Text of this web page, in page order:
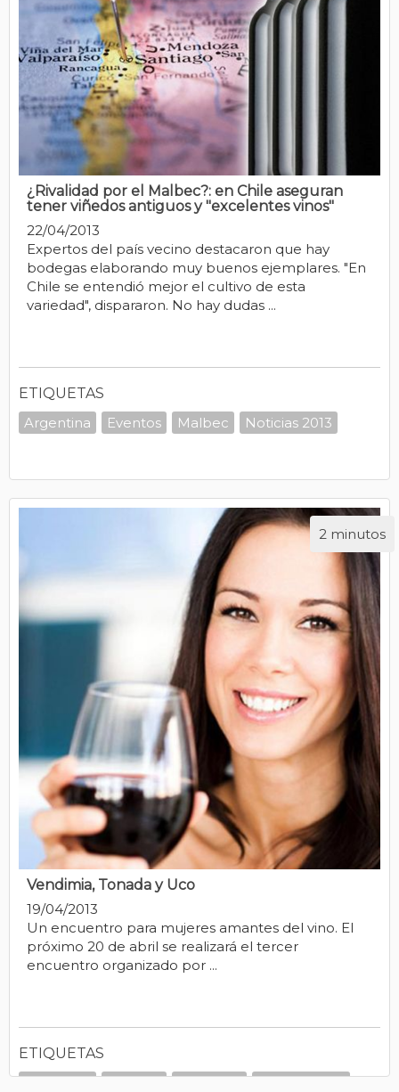
¿Rivalidad por el Malbec?: en Chile aseguran
tener viñedos antiguos y "excelentes vinos"
22/04/2013
Expertos del país vecino destacaron que hay
bodegas elaborando muy buenos ejemplares. "En
Chile se entendió mejor el cultivo de esta
variedad", dispararon. No hay dudas ...
ETIQUETAS
Argentina
Eventos Malbec Noticias 2013
2 minutos
Vendimia, Tonada y Uco
19/04/2013
Un encuentro para mujeres amantes del vino. El
próximo 20 de abril se realizará el tercer
encuentro organizado por ...
ETIQUETAS
Argentina
Eventos Mendoza Noticias 2013